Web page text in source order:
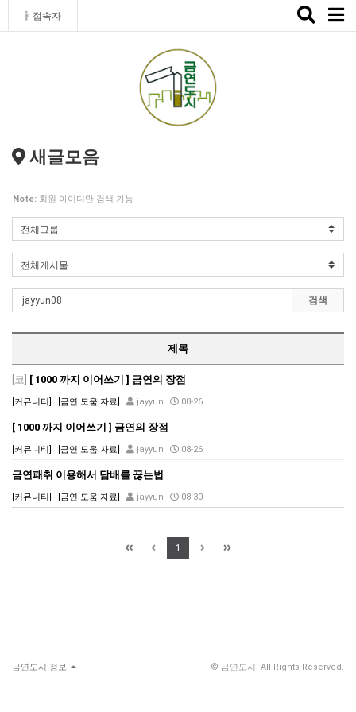
접속자
Toggle
새글모음
Note: 회원 아이디만 검색 가능
검색
제목
[코] [ 1000 까지 이어쓰기 ] 금연의 장점
[커뮤니티] [금연 도움 자료] jayyun 08-26
[ 1000 까지 이어쓰기 ] 금연의 장점
[커뮤니티] [금연 도움 자료] jayyun 08-26
금연패취 이용해서 담배를 끊는법
[커뮤니티] [금연 도움 자료] jayyun 08-30
1
금연도시 정보 © 금연도시. All Rights Reserved.